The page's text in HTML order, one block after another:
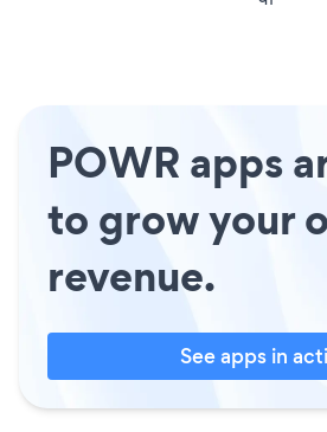
POWR apps
to grow your
revenue.
See apps in